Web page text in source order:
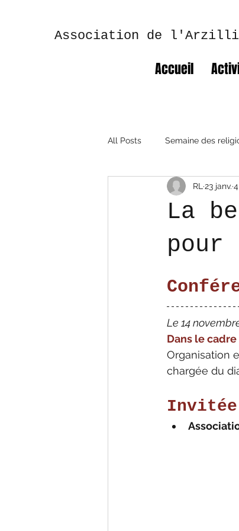
Association de
Accueil
All Posts Semaine des
Semaine des religions 2025
La
pour
RL 23 janv.
Le 14
Dans le
Organisation
chargée du